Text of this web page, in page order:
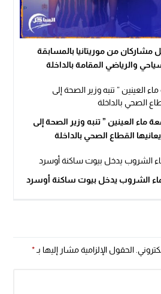
اعمار عثمان يستقبل مشاركان من موريتانيا بالمسابقة
والرياضي المقامة بالداخلة
ماء العينين ” تنبه وزير الصحة إلى
القطاع الصحي بالداخلة
الحقول الإلزامية مشار إليها بـ*